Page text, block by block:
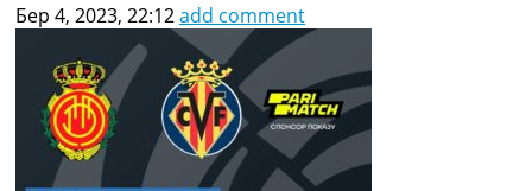
Бер 4, 2023, 22:12add comment